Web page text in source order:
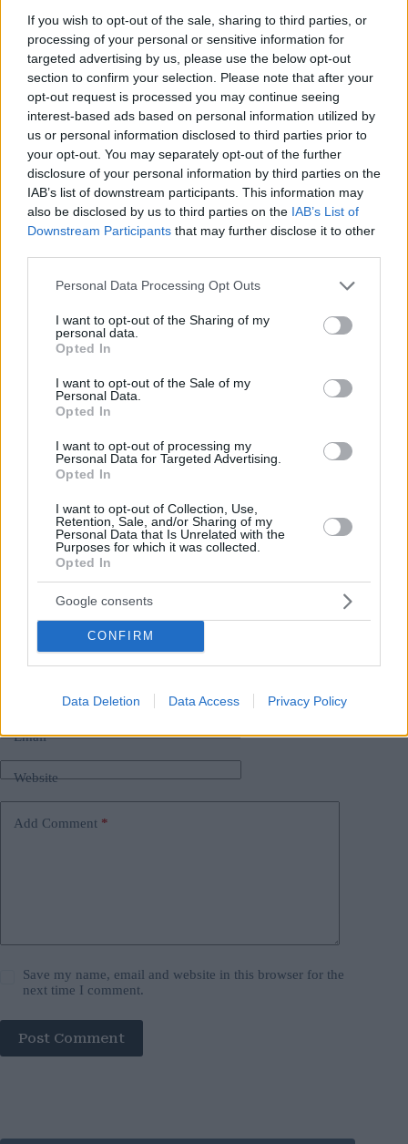
If you wish to opt-out of the sale, sharing to third parties, or
processing of your personal or sensitive information for
targeted advertising by us, please use the below opt-out
section to confirm your selection. Please note that after your
opt-out request is processed you may continue seeing
interest-based ads based on personal information utilized by
us or personal information disclosed to third parties prior to
your opt-out. You may separately opt-out of the further
disclosure of your personal information by third parties on the
IAB’s list of downstream participants. This information may
also be disclosed by us to third parties on the IAB’s List of
Downstream Participants that may further disclose it to other
Please note that this website/app uses one or more Google
not limited to your visit or usage behaviour. You may click to
grant or deny consent to Google and its third-party tags to
use your data for below specified purposes in below Google
consent section.
Personal Data Processing Opt Outs
I want to opt-out of the Sharing of my
personal data.
Opted In
I want to opt-out of the Sale of my
Personal Data.
Opted In
I want to opt-out of processing my
Personal Data for Targeted Advertising.
Opted In
I want to opt-out of Collection, Use,
Retention, Sale, and/or Sharing of my
Personal Data that Is Unrelated with the
Purposes for which it was collected.
Opted In
Google consents
CONFIRM
Data Deletion Data Access Privacy Policy
tra cui scegliere sia in Svezia che in Norvegia.
Anche il rapporto tra i sessi è equilibrato Nel sito sono
presenti il 47% di donne e il 53% di uomini, Circa il 90% dei
membri di Mötesplatsen ha più di 25 anni Più della metà ha
una laurea.
È presente anche un abbonamento VIP.
Il sito web
si vanta di
aiutare i membri a trovare un amore che duri per sempre
Questo corrisponde bene con la dichiarazione di intenti del
sito di incontri ungherese Randivonal è anche una piattaforma
che aiuta gli utenti a trovare relazioni durature La
registrazione e la navigazione del profilo è gratuita; tuttavia, il
membro deve pagare se vuole scambiarsi messaggi L’età
media è superiore ai 35 anni e l’equilibrio tra i sessi sembra
uguale Il 40% delle persone trova con successo il proprio
“Crediamo che la forza trainante di entrambe le nostre
aziende sia molto simile, stiamo sviluppando i nostri servizi di
incontri premium sulla stessa linea ormai da più di due
contro gigantesche aziende internazionali e affrontiamo le
stesse sfide Credo che, mentre ci affidiamo a sinergie
internazionali, il nostro futuro dipende dai mercati locali Non
i nostri siti web devono riflettere sugli attributi locali, rimanere
rilevanti, mantenere e costruire sulle differenze culturali di cui
possiamo essere orgogliosi Vedo il futuro nei servizi locali e
citazioni Péter Weiler.
incontri #Norvegia
Leave a Reply
Your email address will not be published.
Email*
Website
Add Comment *
Save my name, email and website in this browser for the
next time I comment.
Post Comment